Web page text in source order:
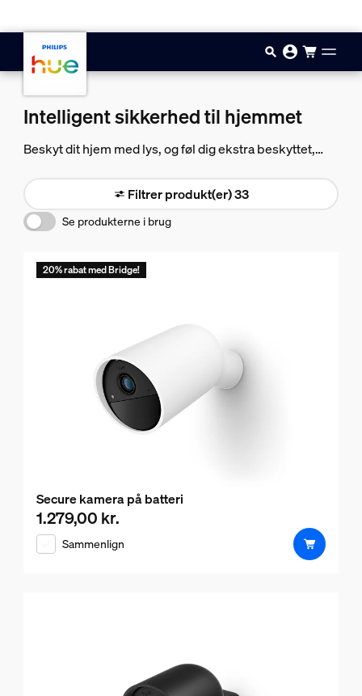
Intelligent sikkerhed til hjemmet
Beskyt dit hjem med lys, og føl dig ekstra beskyttet,
du ikke kun intelligent sikkerhed til hjemmet – du får
bright home security.
Filtrer produkt(er) 33
Se produkterne i brug
20% rabat med Bridge!
Secure kamera på batteri
Nuværende pris er 1.279,00 kr.
1.279,00 kr.
Sammenlign